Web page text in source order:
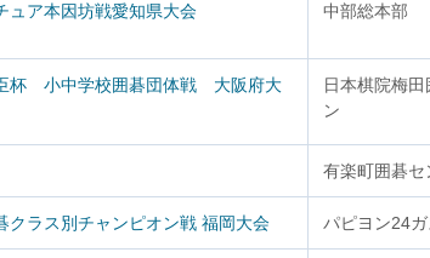
ュア本因坊戦愛知県大会 中部総本部
臣杯 小中学校囲碁団体戦 大阪府大
日本棋院梅田
ン
有楽町囲碁セ
クラス別チャンピオン戦 福岡大会 パピヨン24